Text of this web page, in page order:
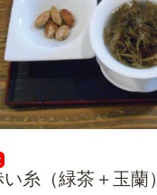
糸（緑茶＋玉蘭）